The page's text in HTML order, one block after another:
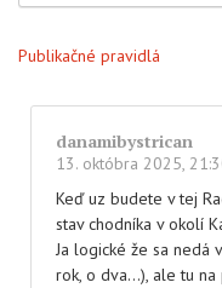
Publikačné pravidlá
danamibystrican
13. októbra 2025,
Keď uz budete v tej
stav chodníka v okolí
Ja logické že sa nedá
rok, o dva…), ale tu